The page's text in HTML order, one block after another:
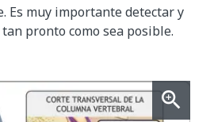
Es muy importante detectar y
pronto como sea posible.